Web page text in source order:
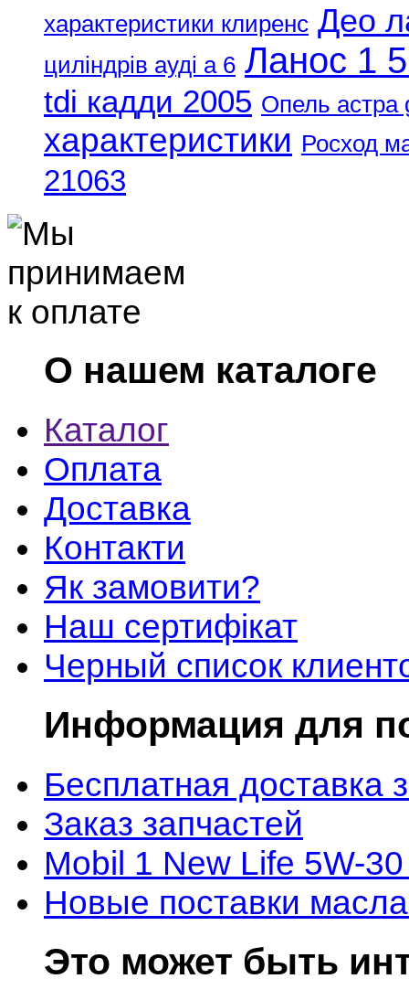
характеристики клиренс Део
циліндрів ауді а 6 Ланос 1
tdi кадди 2005 Опель астра
характеристики Росход
21063
О нашем каталоге
Каталог
Оплата
Доставка
Контакти
Як замовити?
Наш сертифікат
Черный список
Информация для
Бесплатная доставка
Заказ запчастей
Mobil 1 New Life 5W-
Новые поставки
Это может быть